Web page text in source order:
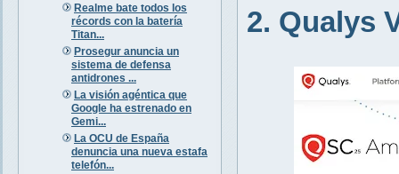
Realme bate todos los
récords con la batería
Titan...
Prosegur anuncia un
sistema de defensa
antidrones ...
La visión agéntica que
Google ha estrenado en
Gemi...
La OCU de España
denuncia una nueva estafa
telefón...
2. Qualys